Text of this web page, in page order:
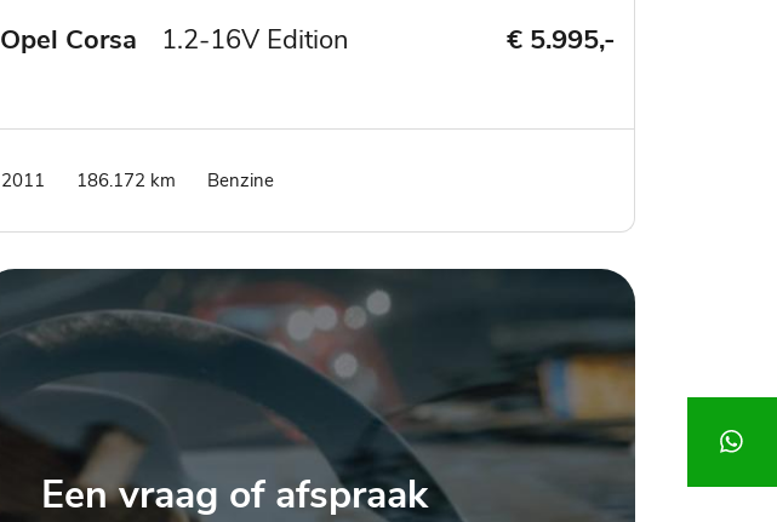
Opel Corsa 1.2-16V Edition € 5.995,-
2011 186.172 km Benzine
Een vraag of afspraak